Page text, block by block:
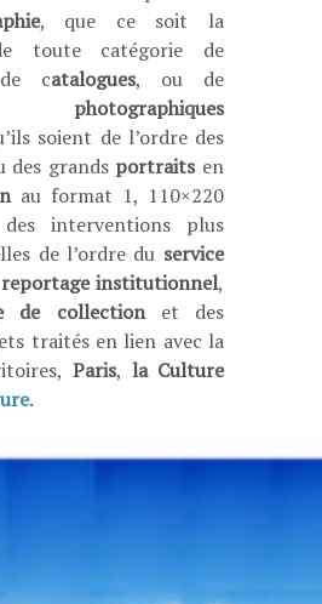
, que ce soit la
toute catégorie de
catalogues, ou de
photographiques
soient de l’ordre des
des grands portraitsen
au format 1, 110×220
interventions plus
de l’ordre du service
reportage institutionnel,
de collectionet des
traités en lien avec la
Paris, la Culture
.